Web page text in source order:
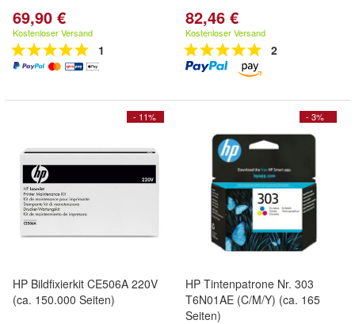
69,90 €
Kostenloser Versand
1
82,46 €
Kostenloser Versand
2
- 11%
HP Bildfixierkit CE506A 220V
(ca. 150.000 Seiten)
- 3%
HP Tintenpatrone Nr. 303
T6N01AE (C/M/Y) (ca. 165
Seiten)